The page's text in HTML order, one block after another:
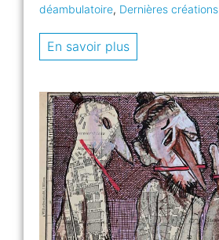
déambulatoire, Dernières créations
En savoir plus